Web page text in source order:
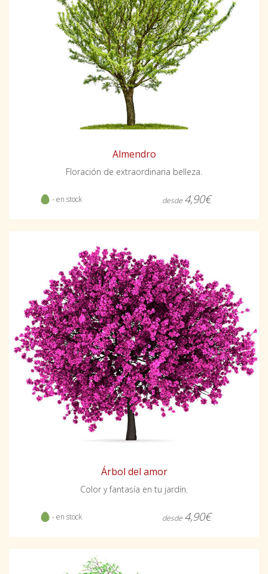
Almendro
Floración de extraordinaria belleza.
- en stock desde 4,90€
Árbol del amor
Color y fantasía en tu jardín.
- en stock desde 4,90€